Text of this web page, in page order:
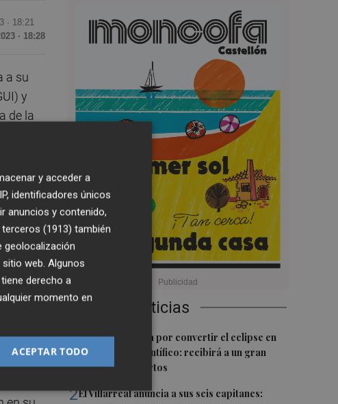
Últimas Noticias
1Castelló apuesta por convertir el eclipse en
un referente científico: recibirá a un gran
equipo de expertos
2El Villarreal anuncia a sus seis capitanes:
· 18:21
· 18:28
a su
y
de la
su
no de
de
de
y
Mesa
de
y acceder a
identificadores únicos
anuncios y contenido,
(1913) también
geolocalización
web. Algunos
derecho a
momento en
ACEPTAR TODO